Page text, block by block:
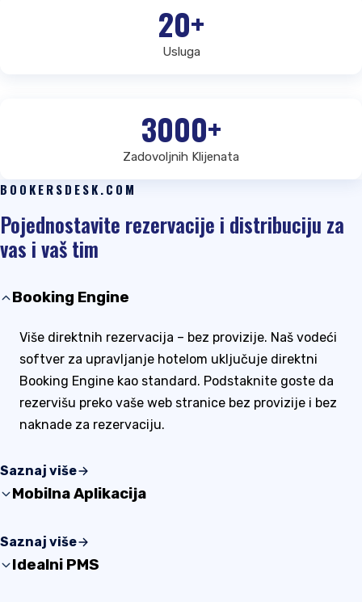
20+
Usluga
3000+
Zadovoljnih Klijenata
BOOKERSDESK.COM
Pojednostavite rezervacije i distribuciju za
vas i vaš tim
Booking Engine
Više direktnih rezervacija – bez provizije. Naš vodeći
softver za upravljanje hotelom uključuje direktni
Booking Engine kao standard. Podstaknite goste da
rezervišu preko vaše web stranice bez provizije i bez
naknade za rezervaciju.
Saznaj više
Mobilna Aplikacija
Poboljšajte imidž vaše nekretnine uz user-friendly
mobilni proces rezervacije. Uživajte u besprekornom i
Saznaj više
Idealni PMS